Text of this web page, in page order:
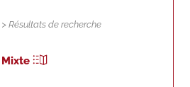
> Résultats de recherche
Mixte